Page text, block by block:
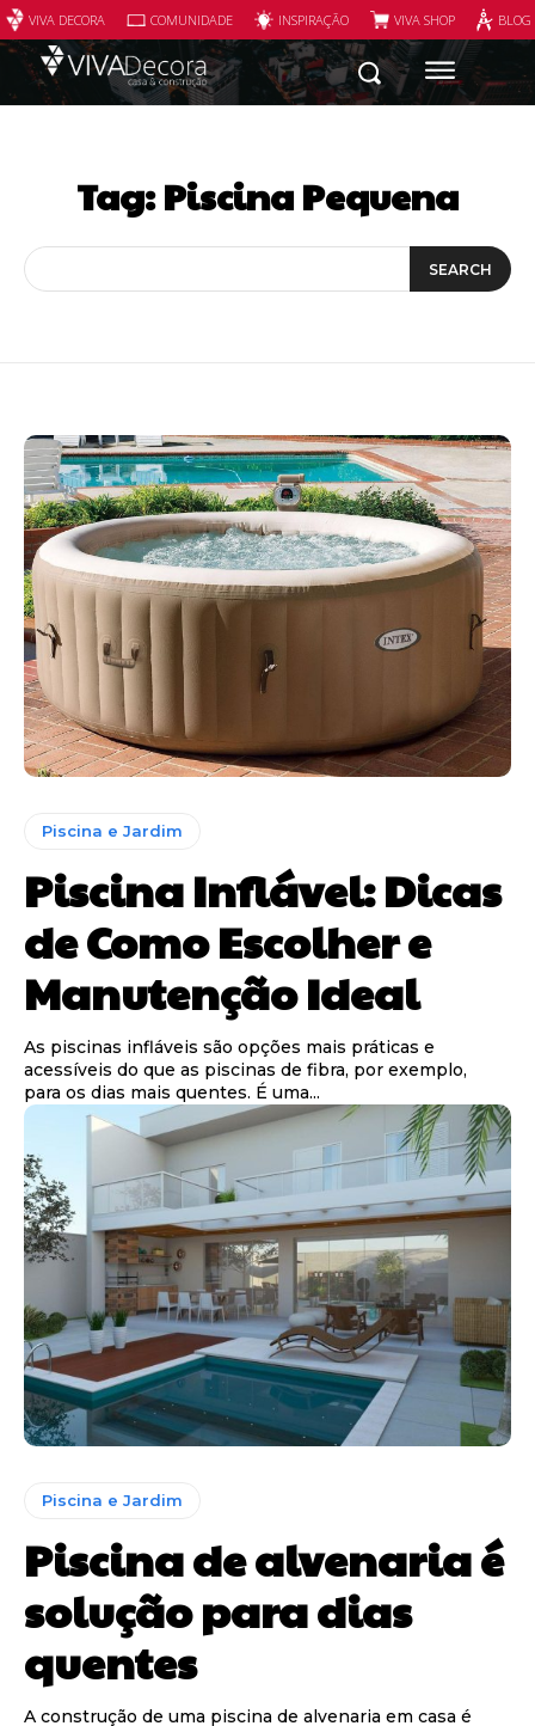
VIVA DECORA COMUNIDADE INSPIRAÇÃO VIVA SHOP
Tag:Piscina Pequena
SEARCH
Piscina e Jardim
Piscina Inflável: Dicas
de Como Escolher e
Manutenção Ideal
As piscinas infláveis são opções mais práticas e
acessíveis do que as piscinas de fibra, por exemplo,
para os dias mais quentes. É uma...
Piscina e Jardim
Piscina de alvenaria é
solução para dias
quentes
A construção de uma piscina de alvenaria em casa é